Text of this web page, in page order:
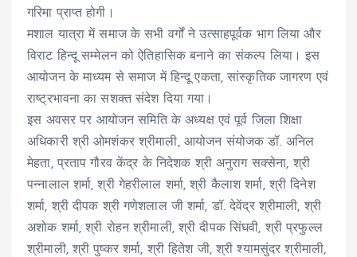
गरिमा प्राप्त होगी।
मशाल यात्रा में समाज के सभी वर्गों ने उत्साहपूर्वक भाग लिया और
विराट हिन्दू सम्मेलन को ऐतिहासिक बनाने का संकल्प लिया। इस
आयोजन के माध्यम से समाज में हिन्दू एकता, सांस्कृतिक जागरण एवं
राष्ट्रभावना का सशक्त संदेश दिया गया।
इस अवसर पर आयोजन समिति के अध्यक्ष एवं पूर्व जिला शिक्षा
अधिकारी श्री ओमशंकर श्रीमाली, आयोजन संयोजक डॉ. अनिल
मेहता, प्रताप गौरव केंद्र के निदेशक श्री अनुराग सक्सेना, श्री
पन्नालाल शर्मा, श्री गेहरीलाल शर्मा, श्री कैलाश शर्मा, श्री दिनेश
शर्मा, श्री दीपक श्री गणेशलाल जी शर्मा, डॉ. देवेंद्र श्रीमाली, श्री
अशोक शर्मा, श्री रोहन श्रीमाली, श्री दीपक सिंघवी, श्री प्रफुल्ल
श्रीमाली, श्री पुष्कर शर्मा, श्री हितेश जी, श्री श्यामसुंदर श्रीमाली,